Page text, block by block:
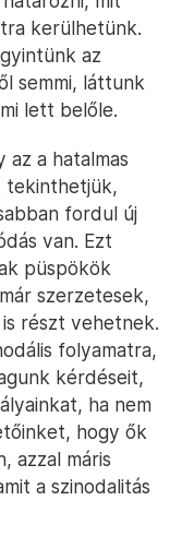
kerülhetünk.
az
semmi, láttunk
lett belőle.
az a hatalmas
tekinthetjük,
fordul új
van. Ezt
püspökök
szerzetesek,
részt vehetnek.
folyamatra,
kérdéseit,
ha nem
hogy ők
azzal máris
a szinodalitás